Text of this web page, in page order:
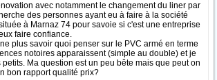
avec notamment le changement du liner par
des personnes ayant eu à faire à la société
à Marnaz 74 pour savoie si c'est une entreprise
faire confiance.
plus savoir quoi penser sur le PVC armé en terme
notoires apparaissent (simple au double) et je
Ma question est un peu bête mais que peut on
bon rapport qualité prix?